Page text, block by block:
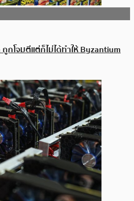
กโจมตีแต่ก็ไม่ได้ทำให้ Byzantium